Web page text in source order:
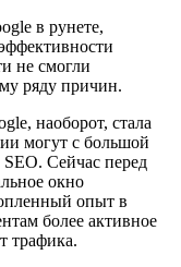
в рунете,
не смогли
ряду причин.
наоборот, стала
могут с большой
Сейчас перед
окно
опыт в
более активное
трафика.